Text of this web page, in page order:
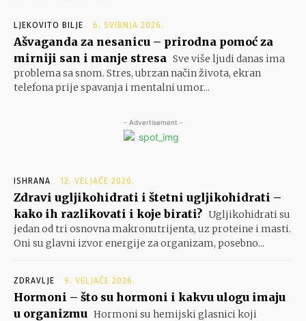
LJEKOVITO BILJE 6. SVIBNJA 2026.
Ašvaganda za nesanicu – prirodna pomoć za
mirniji san i manje stresa Sve više ljudi danas ima
problema sa snom. Stres, ubrzan način života, ekran
telefona prije spavanja i mentalni umor...
- Advertisement -
ISHRANA 12. VELJAČE 2026.
Zdravi ugljikohidrati i štetni ugljikohidrati –
kako ih razlikovati i koje birati? Ugljikohidrati su
jedan od tri osnovna makronutrijenta, uz proteine i masti.
Oni su glavni izvor energije za organizam, posebno...
ZDRAVLJE 9. VELJAČE 2026.
Hormoni – što su hormoni i kakvu ulogu imaju
u organizmu Hormoni su hemijski glasnici koji